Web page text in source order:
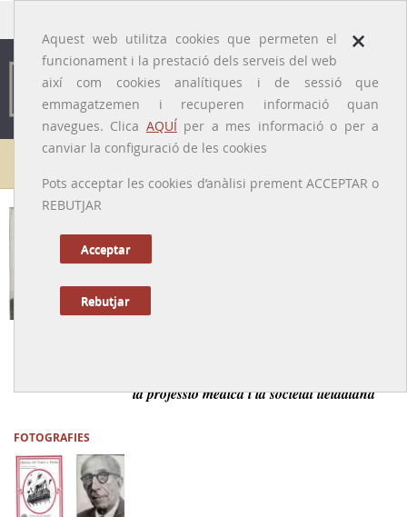
×
Aquest web utilitza cookies que permeten el
funcionament i la prestació dels serveis del web
així com cookies analítiques i de sessió que
emmagatzemen i recuperen informació quan
navegues. Clica AQUÍper a mes informació o per a
canviar la configuració de les cookies
Pots acceptar les cookies d’anàlisi prement ACCEPTAR o
REBUTJAR
Acceptar
Rebutjar
Galeria de metges
[Lleida, 04/08/1883 – 30/08/1959]
la professió mèdica i la societat lleidatana
FOTOGRAFIES